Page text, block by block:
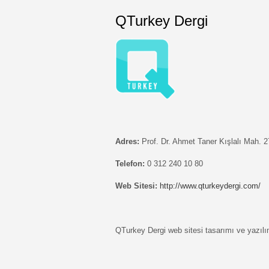
QTurkey Dergi
Adres: Prof. Dr. Ahmet Taner Kışlalı
Telefon: 0 312 240 10 80
Web Sitesi: http://www.qturkeydergi.com/
QTurkey Dergi web sitesi tasarımı ve